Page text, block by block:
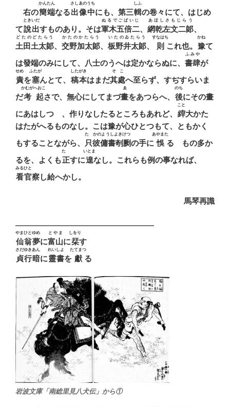
右の簡端
かんたん
なる出像中
さしゑのうち
にも、第三輯
しふ
の卷々にて、はじめ
て說出
ときいだ
すものあり。そは軍木五倍二
ぬるでごばいじ
、 網乾左文二郞
あほしさもじらう
、
土田土太郞
どたのどたらう
、 交野加太郞
かたのかたらう
、 板野井太郞
いたのゐたらう
、 則
すなはち
これ也。 豫
かね
て
は發端のみにして、八士のうへは定かならぬに、 書肆
ふみや
が
責
せめ
を塞
ふたが
んとて、 稿本
したがき
はまだ其處
そこ
へ至らず、すぢすらいま
だ考起
かむがへおこ
さで、無心にしてまづ畫
ゑ
をあつらへ、 後
のち
にその畫
にあはしつゝ、作りなしたるところもあれど、 縡
こと
大かた
はたがへるものなし。こは豫が心ひとつもて、ともかく
もすることながら、 只彼傭書剞劂
たゞかのようしよきけつ
の手に 悞
あやまた
るゝもの多か
るを、よくも正
たゞ
すに遑
いとま
なし。これらも例の事なれば、
看官
みるひと
察し給へかし。
馬琴再識
——————————————————
仙翁
やまひと
夢
ゆめ
に富山
とやま
に栞
しをり
す
貞行暗
さだゆきあん
に靈書
れいしよ
を 獻
たてまつ
る
岩波文庫「南総里見八犬伝」から①